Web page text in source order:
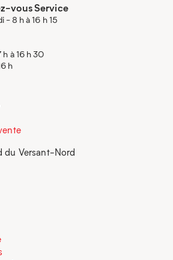
vous Service
- 8 h à 16 h 15
h à 16 h 30
h
du Versant-Nord